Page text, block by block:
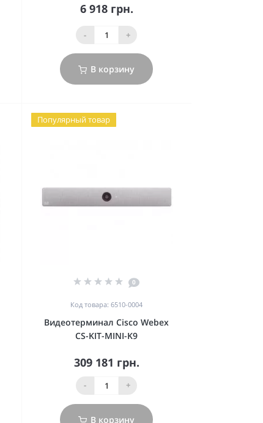
6 918 грн.
- +
В корзину
Популярный товар
0
Код товара: 6510-0004
Видеотерминал Cisco Webex
CS-KIT-MINI-K9
309 181 грн.
- +
В корзину